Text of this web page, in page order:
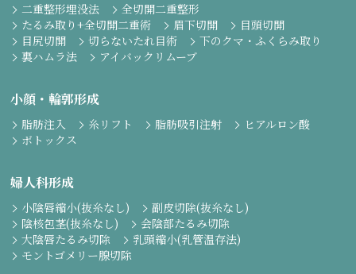
二重整形埋没法
全切開二重整形
たるみ取り+全切開二重術
眉下切開
目頭切開
目尻切開
切らないたれ目術
下のクマ・ふくらみ取り
裏ハムラ法
アイバックリムーブ
小顔・輪郭形成
脂肪注入 糸リフト 脂肪吸引注射
ヒアルロン酸
ボトックス
婦人科形成
小陰唇縮小(抜糸なし)
副皮切除(抜糸なし)
陰核包茎(抜糸なし)
会陰部たるみ切除
大陰唇たるみ切除
乳頭縮小(乳管温存法)
モントゴメリー腺切除